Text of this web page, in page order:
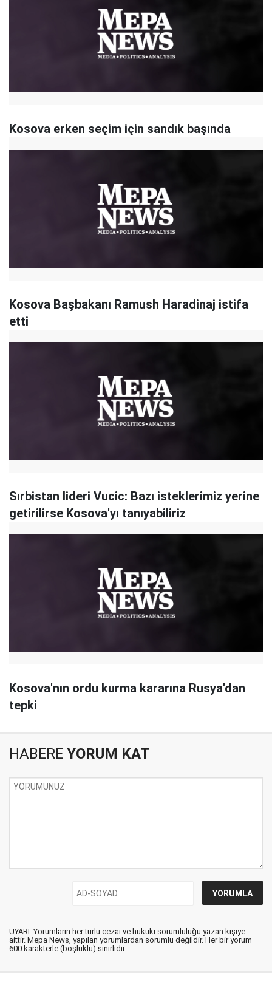
Kosova erken seçim için sandık başında
Kosova Başbakanı Ramush Haradinaj istifa
etti
Sırbistan lideri Vucic: Bazı isteklerimiz yerine
getirilirse Kosova'yı tanıyabiliriz
Kosova'nın ordu kurma kararına Rusya'dan
tepki
HABERE YORUM KAT
UYARI: Yorumların her türlü cezai ve hukuki sorumluluğu yazan kişiye
aittir. Mepa News, yapılan yorumlardan sorumlu değildir. Her bir yorum
600 karakterle (boşluklu) sınırlıdır.